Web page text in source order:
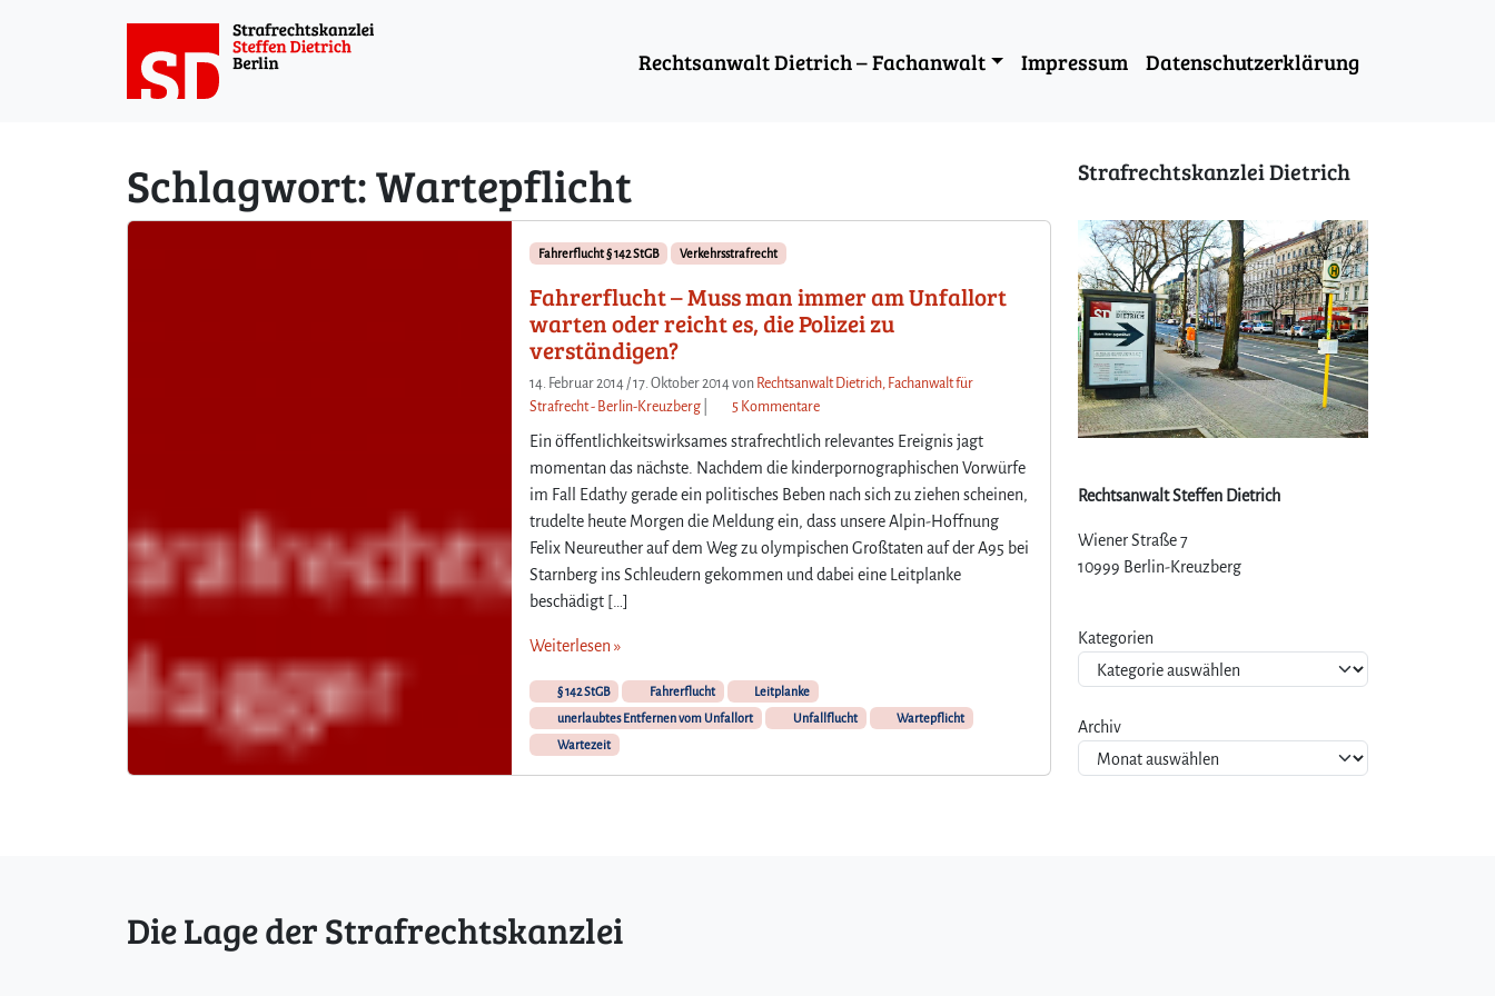
Rechtsanwalt Dietrich – Fachanwalt Impressum Datenschutzerklärung
Schlagwort:Wartepflicht
Fahrerflucht § 142 StGB Verkehrsstrafrecht
Fahrerflucht – Muss man immer am Unfallort
warten oder reicht es, die Polizei zu
verständigen?
14. Februar 2014 /17. Oktober 2014von Rechtsanwalt Dietrich, Fachanwalt für
Strafrecht - Berlin-Kreuzberg
5 Kommentarez
a
h
r
e
r
h
t
–
u
Ein öffentlichkeitswirksames strafrechtlich relevantes Ereignis jagt
momentan das nächste. Nachdem die kinderpornographischen Vorwürfe
im Fall Edathy gerade ein politisches Beben nach sich zu ziehen scheinen,
trudelte heute Morgen die Meldung ein, dass unsere Alpin-Hoffnung
Felix Neureuther auf dem Weg zu olympischen Großtaten auf der A95 bei
Starnberg ins Schleudern gekommen und dabei eine Leitplanke
beschädigt […]
Weiterlesen »
§ 142 StGB Fahrerflucht
Leitplanke
unerlaubtes Entfernen vom Unfallort
Unfallflucht
Wartepflicht
Wartezeit
Strafrechtskanzlei Dietrich
Rechtsanwalt Steffen Dietrich
Wiener Straße 7
10999 Berlin-Kreuzberg
Kategorien
Archiv
Die Lage der Strafrechtskanzlei